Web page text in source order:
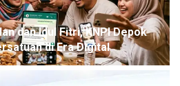
dan Idul Fitri, KNPI Depok
di Era Digital